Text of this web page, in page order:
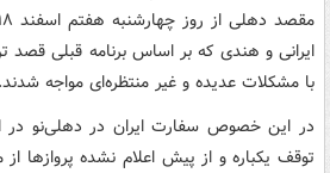
ایرانی و هندی که بر اساس برنامه قبلی قصد
با مشکلات عدیده و غیر منتظره‌ای مواجه شدند.
در این خصوص سفارت ایران در دهلی‌نو در
توقف یکباره و از پیش اعلام نشده پروازها